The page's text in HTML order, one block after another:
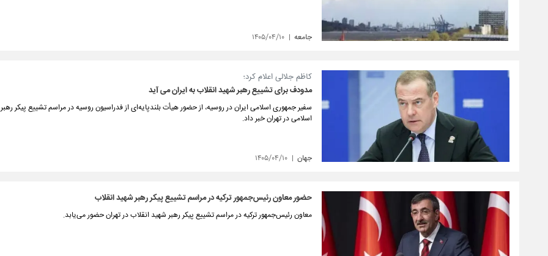
جامعه ۱۴۰۵/۰۴/۱۰
کاظم جلالی اعلام کرد؛
مدودف برای تشییع رهبر شهید انقلاب به ایران می آید
سفیر جمهوری اسلامی ایران در روسیه، از حضور هیأت بلندپایه‌ای از فدراسیون روسیه در مراسم تشییع پیکر
اسلامی در تهران خبر داد.
جهان ۱۴۰۵/۰۴/۱۰
حضور معاون رئیس‌جمهور ترکیه در مراسم تشییع پیکر رهبر شهید انقلاب
معاون رئیس‌جمهور ترکیه در مراسم تشییع پیکر رهبر شهید انقلاب در تهران حضور می‌یابد.